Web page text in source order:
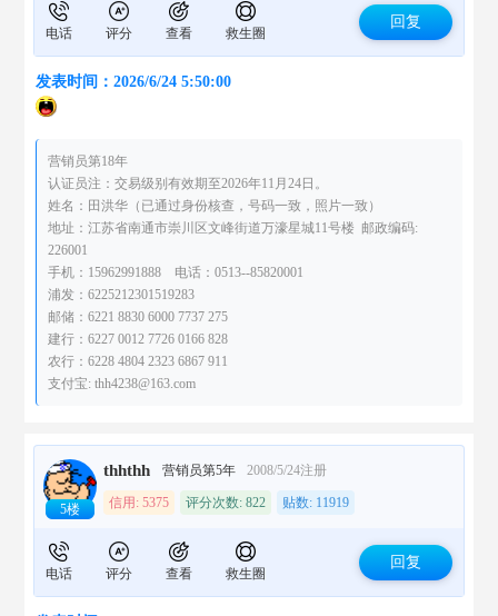
电话 评分 查看 救生圈
回复
发表时间：2026/6/24 5:50:00
营销员第18年
认证员注：交易级别有效期至2026年11月24日。
姓名：田洪华（已通过身份核查，号码一致，照片一致）
地址：江苏省南通市崇川区文峰街道万濠星城11号楼 邮政编码:
226001
手机：15962991888 电话：0513--85820001
浦发：6225212301519283
邮储：6221 8830 6000 7737 275
建行：6227 0012 7726 0166 828
农行：6228 4804 2323 6867 911
支付宝: thh4238@163.com
5楼
thhthh 营销员第5年 2008/5/24注册
信用: 5375 评分次数: 822 贴数: 11919
电话 评分 查看 救生圈
回复